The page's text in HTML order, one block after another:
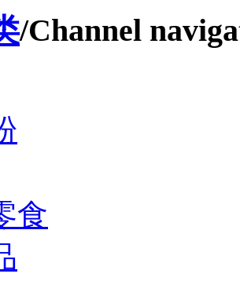
/Channel
食